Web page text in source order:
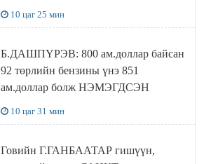
10 цаг 25 мин
Б.ДАШПҮРЭВ: 800 ам.доллар байсан
92 төрлийн бензины үнэ 851
ам.доллар болж НЭМЭГДСЭН
10 цаг 31 мин
Говийн Г.ГАНБААТАР гишүүн,